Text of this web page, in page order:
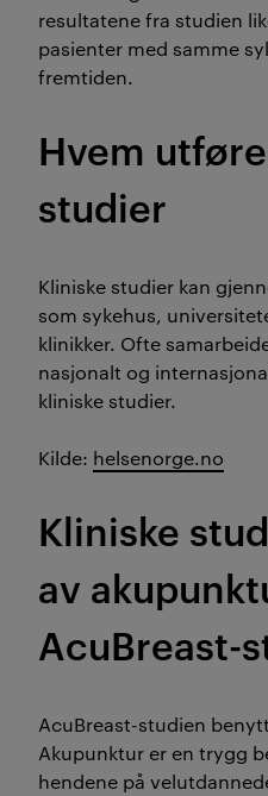
resultatene fra studien
pasienter med samme
fremtiden.
Hvem
studier
Kliniske studier kan
som sykehus,
klinikker. Ofte
nasjonalt og
kliniske studier.
Kilde: helsenorge.no
Kliniske
av
AcuBreast-
AcuBreast-studien
Akupunktur er en trygg
hendene på